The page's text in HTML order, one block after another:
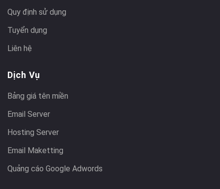
Quy định sử dụng
Tuyển dụng
Liên hệ
Dịch Vụ
Bảng giá tên miền
Email Server
Hosting Server
Email Maketting
Quảng cáo Google Adwords